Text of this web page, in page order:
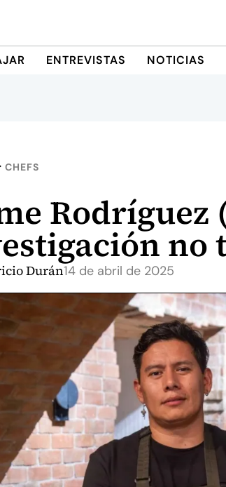
ENTREVISTAS NOTICIAS
CHEFS
Rodríguez
no
Durán14 de abril de 2025